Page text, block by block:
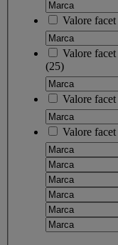
Valore facet
Valore facet
(25)
Valore facet
Valore facet